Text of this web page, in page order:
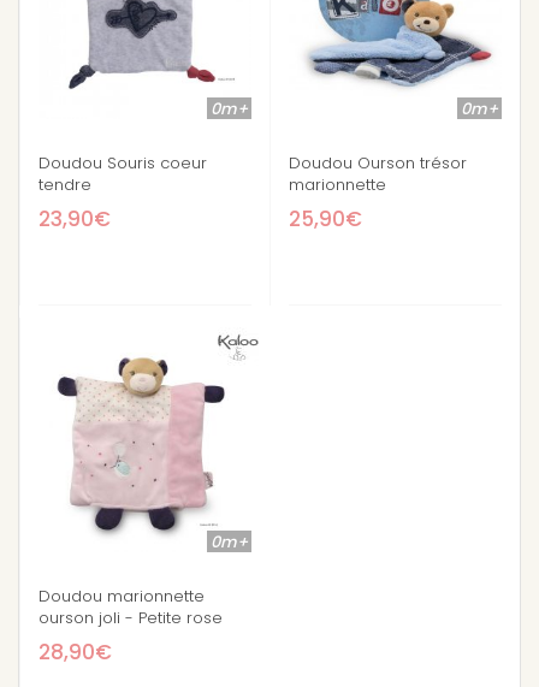
0m+
Doudou Souris coeur
tendre
23,90€
0m+
Doudou Ourson trésor
marionnette
25,90€
0m+
Doudou marionnette
ourson joli - Petite rose
28,90€